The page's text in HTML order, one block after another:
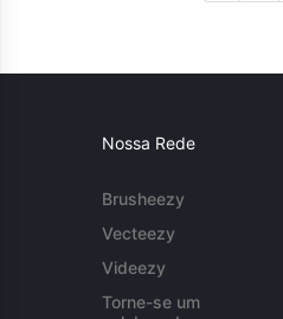
Nossa Rede
Brusheezy
Vecteezy
Videezy
Torne-se um